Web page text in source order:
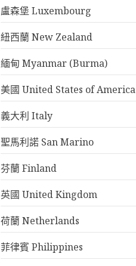
盧森堡 Luxembourg
紐西蘭 New Zealand
緬甸 Myanmar (Burma)
美國 United States of America
義大利 Italy
聖馬利諾 San Marino
芬蘭 Finland
英國 United Kingdom
荷蘭 Netherlands
菲律賓 Philippines